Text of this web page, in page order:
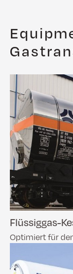
Flüssiggas-
Optimiert für